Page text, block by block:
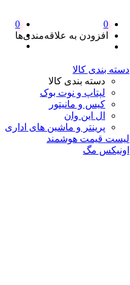
0
افزودن به علاقه‌مندی‌ها
0
دسته بندی کالا
دسته بندی کالا
لپتاپ و نوت بوک
کیس و مانیتور
ال این وان
پرینتر و ماشین های اداری
لیست قیمت هوشمند
اونیکس مگ